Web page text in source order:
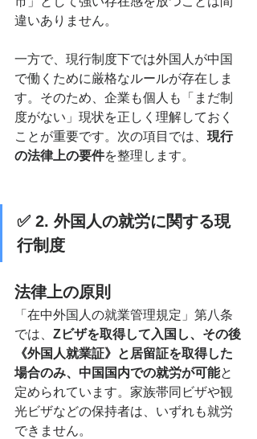
違いありません。
一方で、現行制度下では外国人が中国
で働くために厳格なルールが存在しま
す。そのため、企業も個人も「まだ制
度がない」現状を正しく理解しておく
ことが重要です。次の項目では、 現行
の法律上の要件を整理します。
✅ 2. 外国人の就労に関する現
行制度
法律上の原則
「在中外国人の就業管理規定」第八条
では、 Zビザを取得して入国し、その後
《外国人就業証》と居留証を取得した
場合のみ、中国国内での就労が可能と
定められています。家族帯同ビザや観
光ビザなどの保持者は、いずれも就労
できません。